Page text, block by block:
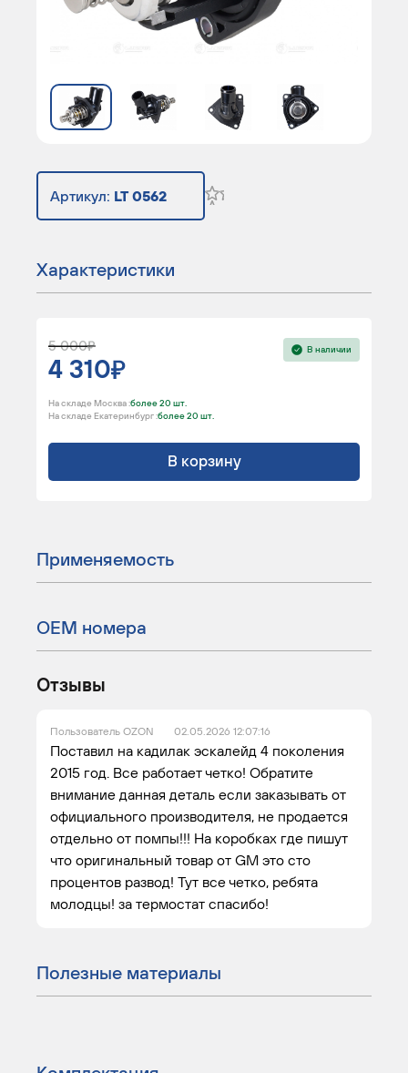
Артикул: LT 0562
Характеристики
5 000
4 310
В наличии
На складе Москва :более 20 шт.
На складе Екатеринбург :более 20 шт.
В корзину
Применяемость
ОЕМ номера
Отзывы
Пользователь OZON 02.05.2026 12:07:16
Поставил на кадилак эскалейд 4 поколения
2015 год. Все работает четко! Обратите
внимание данная деталь если заказывать от
официального производителя, не продается
отдельно от помпы!!! На коробках где пишут
что оригинальный товар от GM это сто
процентов развод! Тут все четко, ребята
молодцы! за термостат спасибо!
Полезные материалы